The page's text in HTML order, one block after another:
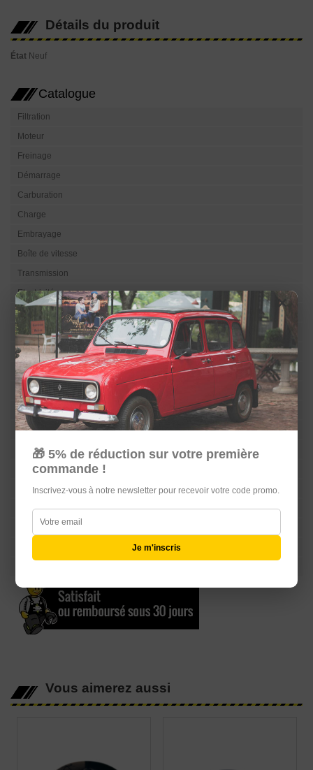
Détails du produit
État Neuf
Catalogue
Filtration
Moteur
Freinage
Démarrage
Carburation
Charge
Embrayage
Boîte de vitesse
Transmission
Electricité
Eclairage
Visibilité
Refroidissement
Direction
Suspension
Train
Carrosserie
Sellerie
Châssis
Serrurerie
Echappement
Equipements Raid & 4L TROPHY
Vous aimerez aussi
×
🎁 5% de réduction sur votre première
commande !
Inscrivez-vous à notre newsletter pour recevoir votre code promo.
Je m'inscris